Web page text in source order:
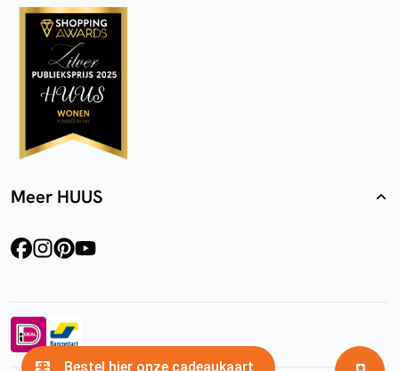
Meer HUUS
facebookinstagram
pinterest
youtube